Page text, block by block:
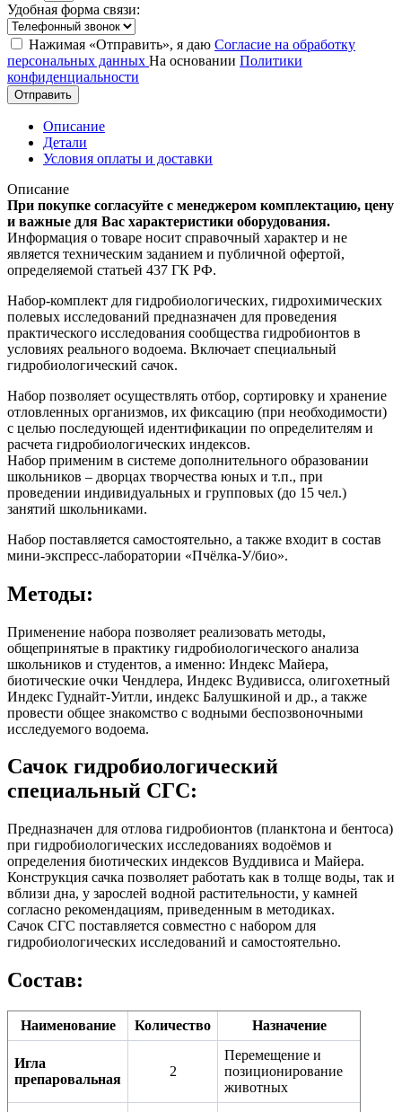
Удобная форма связи:
Нажимая «Отправить», я даю Согласие на обработку
персональных данных На основании Политики
конфиденциальности
Отправить
Описание
Детали
Условия оплаты и доставки
Описание
При покупке согласуйте с менеджером комплектацию, цену
и важные для Вас характеристики оборудования.
Информация о товаре носит справочный характер и не
является техническим заданием и публичной офертой,
определяемой статьей 437 ГК РФ.
Набор-комплект для гидробиологических, гидрохимических
полевых исследований предназначен для проведения
практического исследования сообщества гидробионтов в
условиях реального водоема. Включает специальный
гидробиологический сачок.
Набор позволяет осуществлять отбор, сортировку и хранение
отловленных организмов, их фиксацию (при необходимости)
с целью последующей идентификации по определителям и
расчета гидробиологических индексов.
Набор применим в системе дополнительного образовании
школьников – дворцах творчества юных и т.п., при
проведении индивидуальных и групповых (до 15 чел.)
занятий школьниками.
Набор поставляется самостоятельно, а также входит в состав
мини-экспресс-лаборатории «Пчёлка-У/био».
Методы:
Применение набора позволяет реализовать методы,
общепринятые в практику гидробиологического анализа
школьников и студентов, а именно: Индекс Майера,
биотические очки Чендлера, Индекс Вудивисса, олигохетный
Индекс Гуднайт-Уитли, индекс Балушкиной и др., а также
провести общее знакомство с водными беспозвоночными
исследуемого водоема.
Сачок гидробиологический
специальный СГС:
Предназначен для отлова гидробионтов (планктона и бентоса)
при гидробиологических исследованиях водоёмов и
определения биотических индексов Вуддивиса и Майера.
Конструкция сачка позволяет работать как в толще воды, так и
вблизи дна, у зарослей водной растительности, у камней
согласно рекомендациям, приведенным в методиках.
Сачок СГС поставляется совместно с набором для
гидробиологических исследований и самостоятельно.
Состав:
Наименование Количество Назначение
Игла
препаровальная
2
Перемещение и
позиционирование
животных